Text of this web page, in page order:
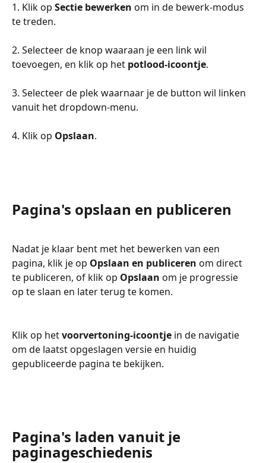
1. Klik op Sectie bewerken om in de bewerk-modus
te treden.
2. Selecteer de knop waaraan je een link wil
toevoegen, en klik op het potlood-icoontje.
3. Selecteer de plek waarnaar je de button wil linken
vanuit het dropdown-menu.
4. Klik op Opslaan.
Pagina's opslaan en publiceren
Nadat je klaar bent met het bewerken van een
pagina, klik je op Opslaan en publiceren om direct
te publiceren, of klik op Opslaan om je progressie
op te slaan en later terug te komen.
Klik op het voorvertoning-icoontje in de navigatie
om de laatst opgeslagen versie en huidig
gepubliceerde pagina te bekijken.
Pagina's laden vanuit je
paginageschiedenis